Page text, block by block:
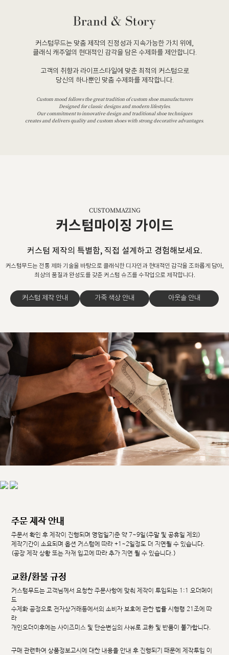
커스텀무드는 맞춤 제작의 진정성과 지속가능한 가치 위에,
클래식 캐주얼의 현대적인 감각을 담은 수제화를 제안합니다.
고객의 취향과 라이프스타일에 맞춘 최적의 커스텀으로
당신의 하나뿐인 맞춤 수제화를 제작합니다.
Custom mood follows the great tradition of custom shoe manufacturers
Designed for classic designs and modern lifestyles.
Our commitment to innovative design and traditional shoe techniques
creates and delivers quality and custom shoes with strong decorative advantages.
CUSTOMMAZING
커스텀마이징 가이드
커스텀 제작의 특별함, 직접 설계하고 경험해보세요.
커스텀무드는 전통 제화 기술을 바탕으로 클래식한 디자인과 현대적인 감각을 조화롭게 담아,
최상의 품질과 완성도를 갖춘 커스텀 슈즈를 수작업으로 제작합니다.
커스텀 제작 안내 가죽 색상 안내 아웃솔 안내
주문 제작 안내
주문서 확인 후 제작이 진행되며 영업일기준 약 7~9일(주말 및 공휴일 제외)
제작기간이 소요되며 옵션 커스텀에 따라 +1~2일정도 더 지연될 수 있습니다.
(공장 제작 상황 또는 자재 입고에 따라 추가 지연 될 수 있습니다.)
교환/환불 규정
커스텀무드는 고객님께서 요청한 주문사항에 맞춰 제작이 투입되는 1:1 오더메이
드
수제화 공정으로 전자상거래등에서의 소비자 보호에 관한 법률 시행령 21조에 따
라
개인오더이후에는 사이즈미스 및 단순변심의 사유로 교환 및 반품이 불가합니다.
구매 관련하여 상품정보고시에 대한 내용을 안내 후 진행되기 때문에 제작투입 이